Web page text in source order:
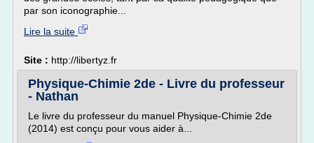
par son iconographie...
Lire la suite
Site : http://libertyz.fr
Physique-Chimie 2de - Livre du professeur
- Nathan
Le livre du professeur du manuel Physique-Chimie 2de
(2014) est conçu pour vous aider à...